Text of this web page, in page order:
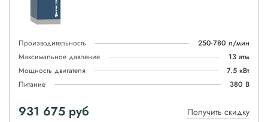
Производительность
250-780 л/мин
Максимальное давление
13 атм
Мощность двигателя
7.5 кВт
Питание
380 В
931 675 руб Получить скидку